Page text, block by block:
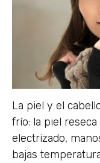
La piel y el
frío: la piel
electrizado,
bajas